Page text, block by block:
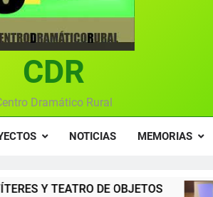
en el VI Certamen Francisco Nieva de
CDR
Dramático Rural
NOTICIAS MEMORIAS
Gala del Centro